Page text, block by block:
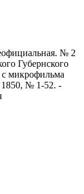
№ 2
Губернского
микрофильма
1850, № 1-52. -